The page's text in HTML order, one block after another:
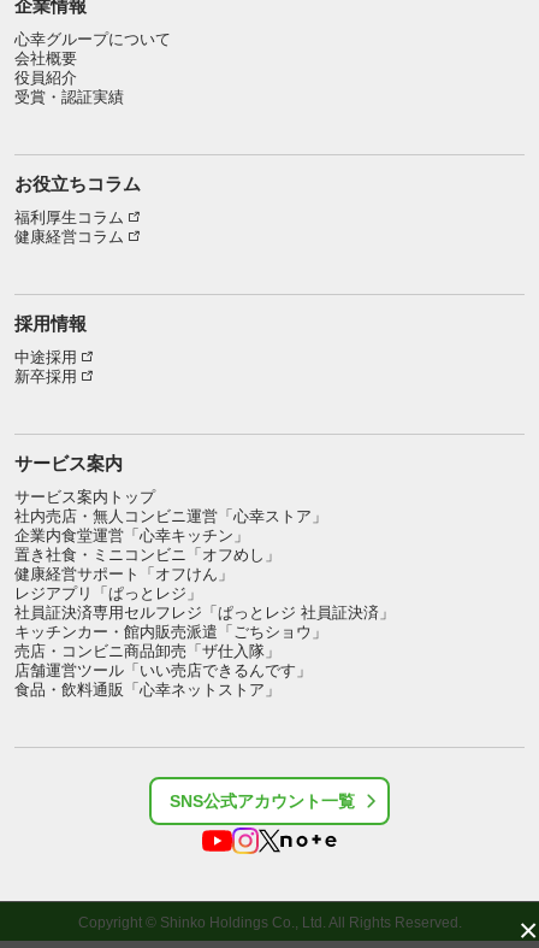
×
SNS公式アカウント一覧
企業情報
心幸グループについて
会社概要
役員紹介
受賞・認証実績
お役立ちコラム
福利厚生コラム
健康経営コラム
採用情報
中途採用
新卒採用
サービス案内
サービス案内トップ
社内売店・無人コンビニ運営「心幸ストア」
企業内食堂運営「心幸キッチン」
置き社食・ミニコンビニ「オフめし」
健康経営サポート「オフけん」
レジアプリ「ぱっとレジ」
社員証決済専用セルフレジ「ぱっとレジ 社員証決済」
キッチンカー・館内販売派遣「ごちショウ」
売店・コンビニ商品卸売「ザ仕入隊」
店舗運営ツール「いい売店できるんです」
食品・飲料通販「心幸ネットストア」
Copyright © Shinko Holdings Co., Ltd. All Rights Reserved.